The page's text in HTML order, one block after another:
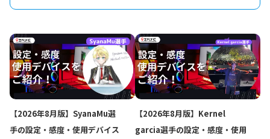
【2026年8月版】SyanaMu選
手の設定・感度・使用デバイス
【2026年8月版】Kernel
garcia選手の設定・感度・使用